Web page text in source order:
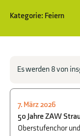
Kategorie: Feiern
Es werden 8 von
FEIERN
7. März 2026
50 Jahre ZAW
Oberstufenchor